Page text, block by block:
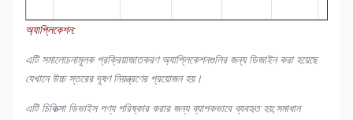
1009DLE
ক্লিনরুম
ডাবল
পলেস্টার
㎡
অ্যাপ্লিকেশন:
এটি সমালোচনামূলক প্রক্রিয়াজাতকরণ অ্যাপ্লিকেশনগুলির জন্য ডিজাইন করা হয়েছে
যেখানে উচ্চ স্তরের দূষণ নিয়ন্ত্রণের প্রয়োজন হয়।
এটি চিকিত্সা ডিভাইস পণ্য পরিষ্কার করার জন্য ব্যাপকভাবে ব্যবহৃত হয়;সমাধান